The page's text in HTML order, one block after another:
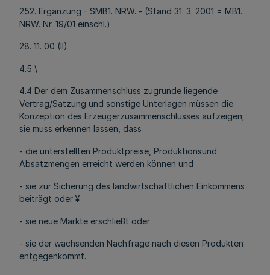
252. Ergänzung - SMB1. NRW. - (Stand 31. 3. 2001 = MB1.
NRW. Nr. 19/01 einschl.)
28. 11. 00 (II)
4.5 \
4.4 Der dem Zusammenschluss zugrunde liegende
Vertrag/Satzung und sonstige Unterlagen müssen die
Konzeption des Erzeugerzusammenschlusses aufzeigen;
sie muss erkennen lassen, dass
- die unterstellten Produktpreise, Produktionsund
Absatzmengen erreicht werden können und
- sie zur Sicherung des landwirtschaftlichen Einkommens
beiträgt oder ¥
- sie neue Märkte erschließt oder
- sie der wachsenden Nachfrage nach diesen Produkten
entgegenkommt.